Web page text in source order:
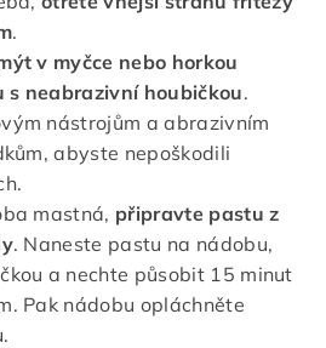
.
v myčce nebo horkou
s neabrazivní houbičkou.
nástrojům a abrazivním
abyste nepoškodili
mastná, připravte pastu z
. Naneste pastu na nádobu,
a nechte působit 15 minut
Pak nádobu opláchněte